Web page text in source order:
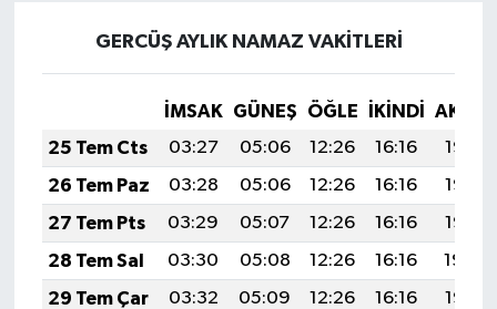
GERCÜŞ AYLIK NAMAZ VAKITLERI
İMSAK GÜNEŞ ÖĞLE İKINDI
25 Tem Cts
03:27 05:06 12:26 16:16
19:37
26 Tem Paz
03:28 05:06 12:26 16:16
19:36
27 Tem Pts
03:29 05:07 12:26 16:16
19:35
28 Tem Sal
03:30 05:08 12:26 16:16
19:34
29 Tem Çar
03:32 05:09 12:26 16:16
19:33